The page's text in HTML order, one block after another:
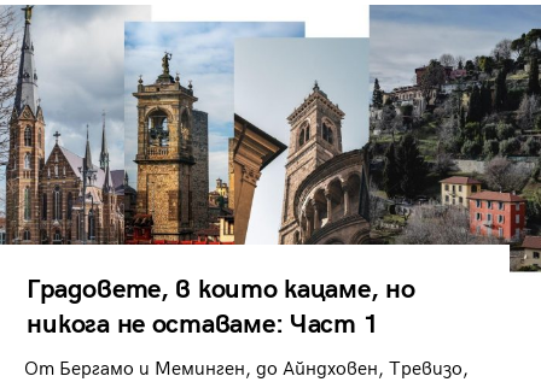
Градовете, в които кацаме, но
никога не оставаме: Част 1
От Бергамо и Меминген, до Айндховен, Тревизо,